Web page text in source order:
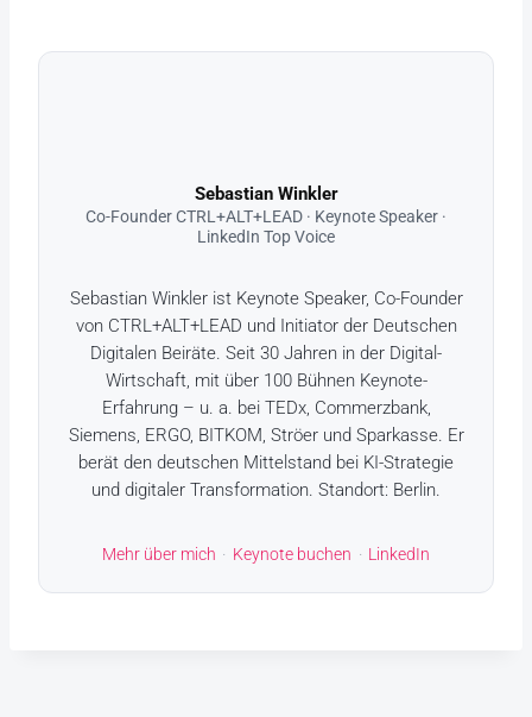
Sebastian Winkler
Co-Founder CTRL+ALT+LEAD · Keynote Speaker ·
LinkedIn Top Voice
Sebastian Winkler ist Keynote Speaker, Co-Founder
von CTRL+ALT+LEAD und Initiator der Deutschen
Digitalen Beiräte. Seit 30 Jahren in der Digital-
Wirtschaft, mit über 100 Bühnen Keynote-
Erfahrung – u. a. bei TEDx, Commerzbank,
Siemens, ERGO, BITKOM, Ströer und Sparkasse. Er
berät den deutschen Mittelstand bei KI-Strategie
und digitaler Transformation. Standort: Berlin.
Mehr über mich · Keynote buchen · LinkedIn